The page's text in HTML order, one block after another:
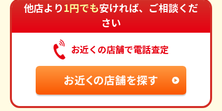
他店より1円でも安ければ、ご相談くだ
さい
お近くの店舗で電話査定